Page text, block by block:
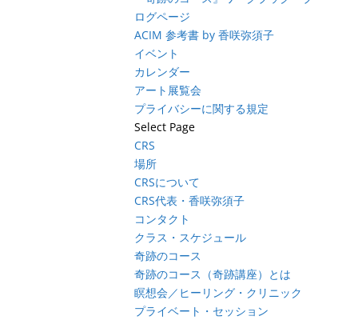
ログページ
ACIM 参考書 by 香咲弥須子
イベント
カレンダー
アート展覧会
プライバシーに関する規定
Select Page
CRS
場所
CRSについて
CRS代表・香咲弥須子
コンタクト
クラス・スケジュール
奇跡のコース
奇跡のコース（奇跡講座）とは
瞑想会／ヒーリング・クリニック
プライベート・セッション